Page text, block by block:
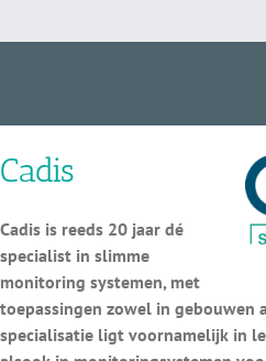
Cadis
Cadis is reeds 20 jaar dé
specialist in slimme
monitoring systemen, met
toepassingen zowel in gebouwen
specialisatie ligt voornamelijk in